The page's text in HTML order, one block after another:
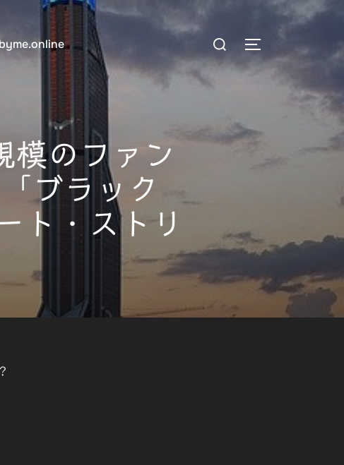
索
サイドバーとナ
模のファン
ブラック
ト・ストリ